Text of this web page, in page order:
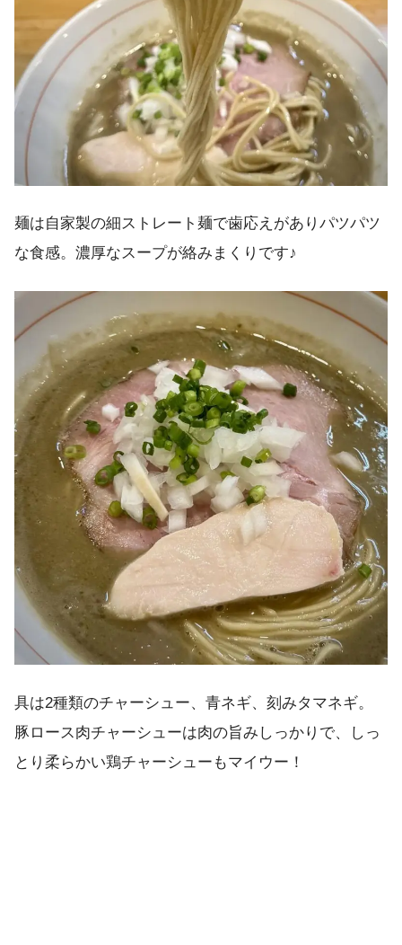
麺は自家製の細ストレート麺で歯応えがありパツパツ
な食感。濃厚なスープが絡みまくりです♪
具は2種類のチャーシュー、青ネギ、刻みタマネギ。
豚ロース肉チャーシューは肉の旨みしっかりで、しっ
とり柔らかい鶏チャーシューもマイウー！